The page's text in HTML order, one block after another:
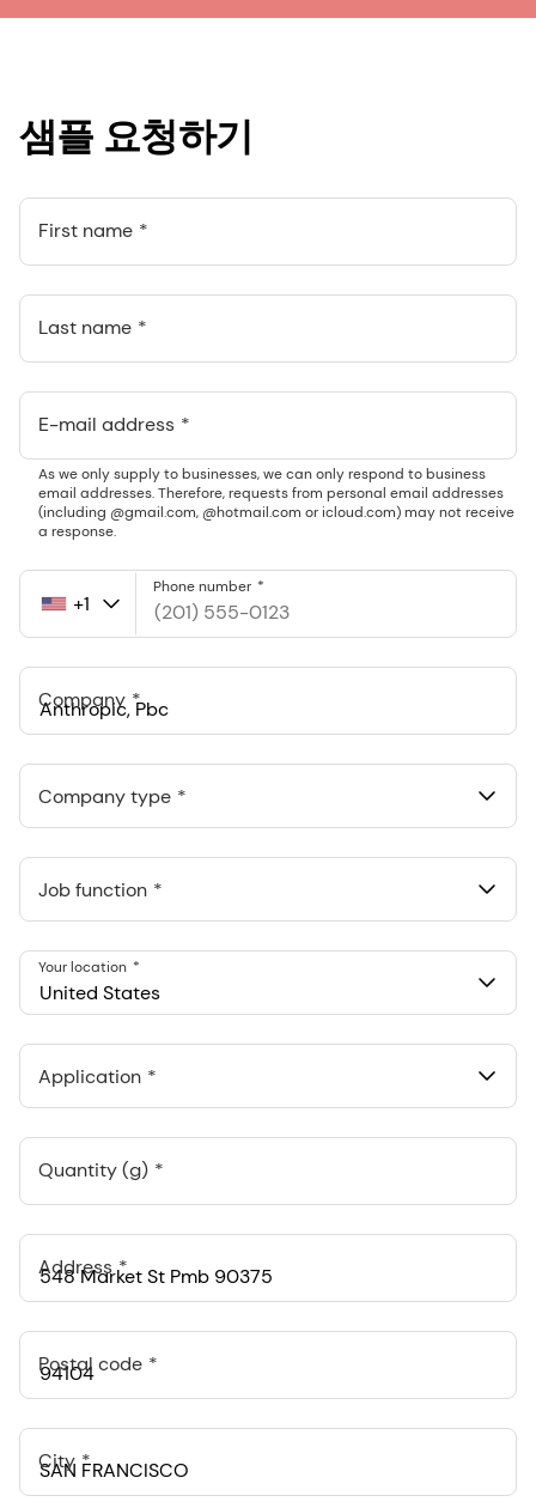
샘플 요청하기
First name
Last name
E-mail address
As we only supply to businesses, we can only respond to business
email addresses. Therefore, requests from personal email addresses
(including @gmail.com, @hotmail.com or icloud.com) may not receive
a response.
United
+1
Phone number
Company
548 Market St Pmb 90375, San Francisco, California, US
Company type
Job function
United States
Your location
Application
Quantity (g)
Address
Postal code
City